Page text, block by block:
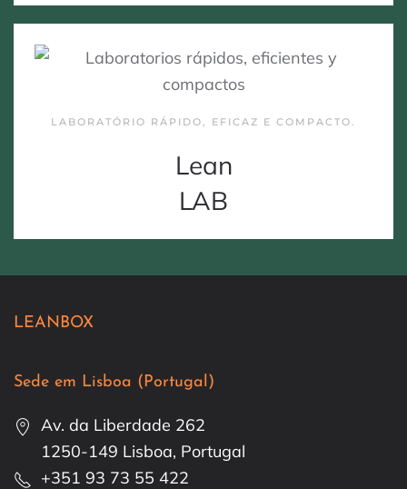
LABORATÓRIO RÁPIDO, EFICAZ E COMPACTO.
Lean
LAB
LEANBOX
Sede em Lisboa (Portugal)
Av. da Liberdade 262
1250-149 Lisboa, Portugal
+351 93 73 55 422